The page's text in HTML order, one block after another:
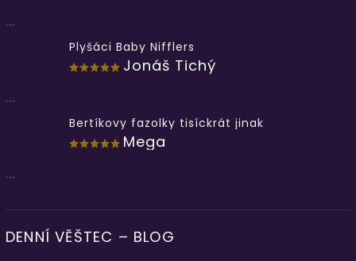
...
Plyšáci Baby Nifflers
Jonáš Tichý
...
Bertíkovy fazolky tisíckrát jinak
Mega
...
DENNÍ VĚŠTEC – BLOG